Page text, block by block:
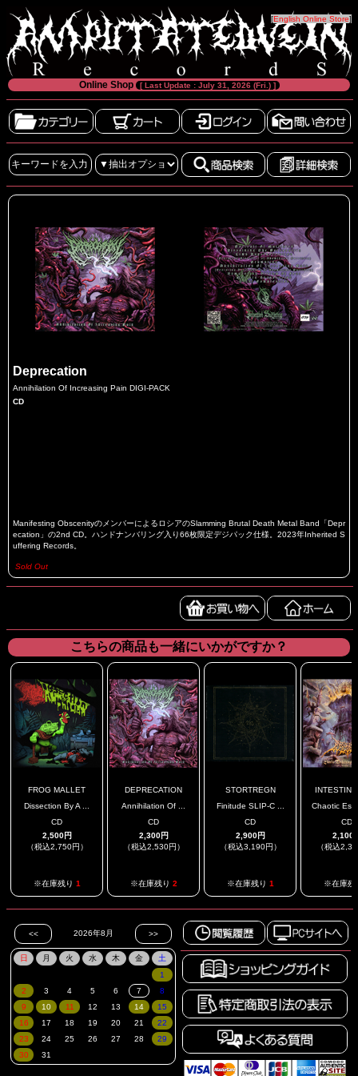
[English Online Store]
Online Shop [ Last Update : July 31, 2026 (Fri.) ]
Deprecation
Annihilation Of Increasing Pain DIGI-PACK
CD
Manifesting ObscenityのメンバーによるロシアのSlamming Brutal Death Metal Band「Depr
ecation」の2nd CD。ハンドナンバリング入り66枚限定デジパック仕様。2023年Inherited S
uffering Records。
Sold Out
こちらの商品も一緒にいかがですか？
FROG MALLET
Dissection By A ...
CD
2,500円
（税込2,750円）
※在庫残り 1
DEPRECATION
Annihilation Of ...
CD
2,300円
（税込2,530円）
※在庫残り 2
STORTREGN
Finitude SLIP-C ...
CD
2,900円
（税込3,190円）
※在庫残り 1
Chaotic
CD
2,100
（税込
※在庫残